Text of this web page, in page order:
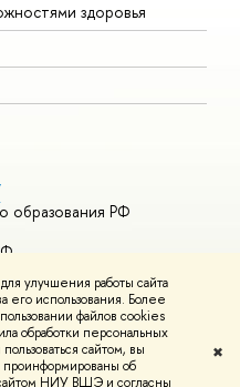
улучшения работы сайта
использования. Более
файлов cookies
обработки персональных
сайтом, вы
об
НИУ ВШЭ и согласны
✖
здоровья
образования РФ
Условия
конфиденциальности